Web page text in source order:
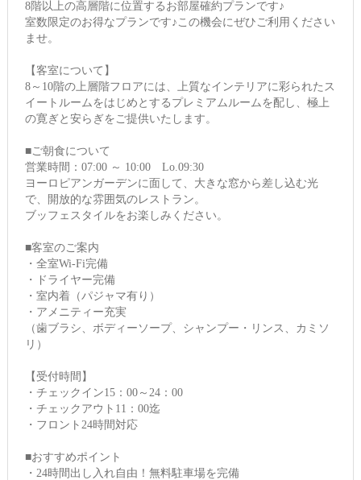
8階以上の高層階に位置するお部屋確約プランです♪
室数限定のお得なプランです♪この機会にぜひご利用ください
ませ。
【客室について】
8～10階の上層階フロアには、上質なインテリアに彩られたス
イートルームをはじめとするプレミアムルームを配し、極上
の寛ぎと安らぎをご提供いたします。
■ご朝食について
営業時間：07:00 ～ 10:00 Lo.09:30
ヨーロピアンガーデンに面して、大きな窓から差し込む光
で、開放的な雰囲気のレストラン。
ブッフェスタイルをお楽しみください。
■客室のご案内
・全室Wi-Fi完備
・ドライヤー完備
・室内着（パジャマ有り）
・アメニティー充実
（歯ブラシ、ボディーソープ、シャンプー・リンス、カミソ
リ）
【受付時間】
・チェックイン15：00～24：00
・チェックアウト11：00迄
・フロント24時間対応
■おすすめポイント
・24時間出し入れ自由！無料駐車場を完備